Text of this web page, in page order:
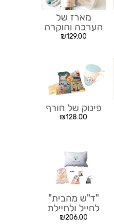
מארז של
הערכה והוקרה
₪129.00
פינוק של חורף
₪128.00
"ד"ש מהבית"
לחייל ולחיילת
₪206.00